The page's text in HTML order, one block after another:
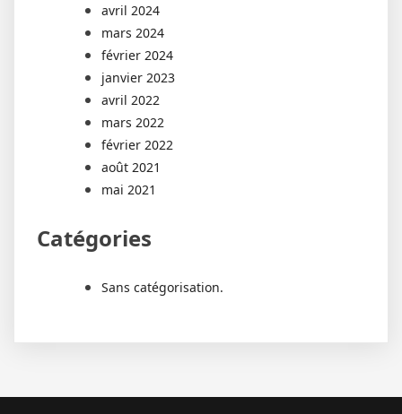
avril 2024
mars 2024
février 2024
janvier 2023
avril 2022
mars 2022
février 2022
août 2021
mai 2021
Catégories
Sans catégorisation.